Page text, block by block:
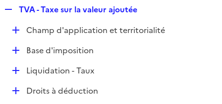
p
l
i
e
TVA - Taxe sur la valeur ajoutée
DChamp d'application et territorialité
DBase d'imposition
DLiquidation - Taux
DDroits à déduction